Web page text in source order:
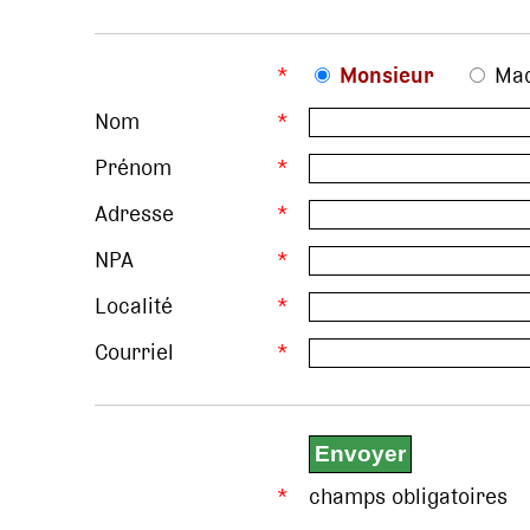
* Monsieur
Nom
*
Prénom
*
Adresse
*
NPA
*
Localité
*
Courriel
*
* champs obligatoires